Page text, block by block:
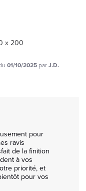
x 200
01/10/2025 parJ.D.
pour
ravis
de la finition
à vos
priorité, et
pour vos